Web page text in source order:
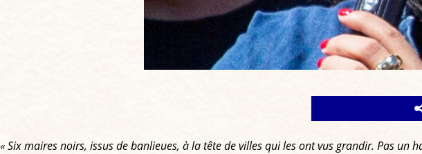
« Six maires noirs, issus de banlieues, à la tête de villes qui les ont vus grandir. Pas un